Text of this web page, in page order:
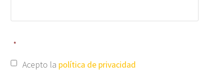
*
Acepto la política de privacidad